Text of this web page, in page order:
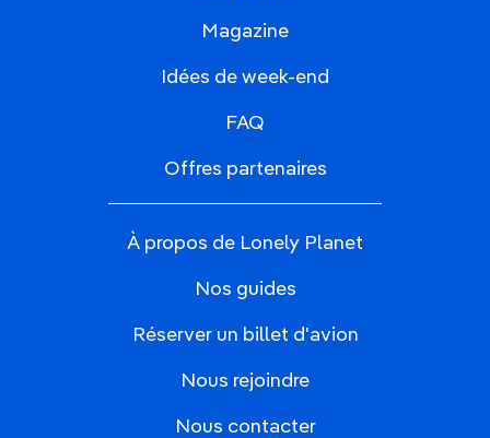
Magazine
Idées de week-end
FAQ
Offres partenaires
À propos de Lonely Planet
Nos guides
Réserver un billet d'avion
Nous rejoindre
Nous contacter